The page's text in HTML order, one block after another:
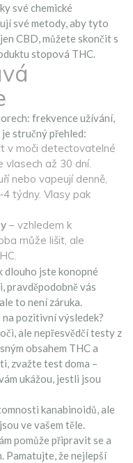
své chemické
své metody, aby tyto
CBD, můžete skončit s
stopová THC.
frekvence užívání,
stručný přehled:
v moči detectovatelné
vlasech až 30 dní.
nebo vapeují denně,
týdny. Vlasy pak
– vzhledem k
může lišit, ale
dlouho jste konopné
pravděpodobně vás
to není záruka.
pozitivní výsledek?
ale nepřesvědčí testy z
obsahem THC a
zvažte test doma –
ukážou, jestli jsou
kanabinoidů, ale
ve vašem těle.
pomůže připravit se a
Pamatujte, že nejlepší